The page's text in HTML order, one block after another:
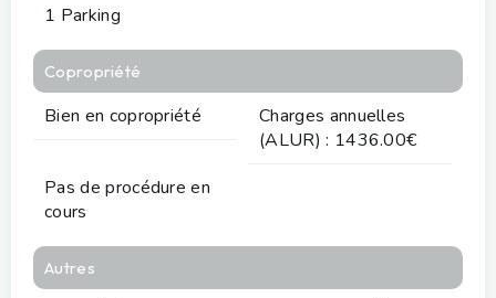
1 Parking
Copropriété
Bien en copropriété
Charges annuelles
(ALUR) : 1436.00€
Pas de procédure en
cours
Autres